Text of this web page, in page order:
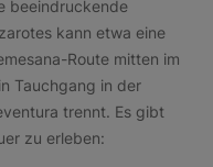
beeindruckende
kann etwa eine
Route mitten im
Tauchgang in der
trennt. Es gibt
zu erleben: